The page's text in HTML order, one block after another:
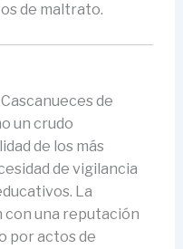
de maltrato.
de
un crudo
de los más
de vigilancia
La
una reputación
por actos de